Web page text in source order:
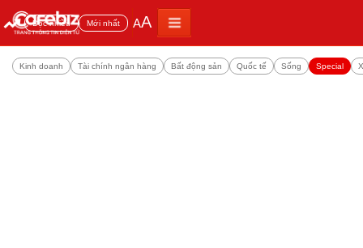
Đọc nhiều Mới nhất AA
Kinh doanh Tài chính ngân hàng Bất động sản Quốc tế Sống Special